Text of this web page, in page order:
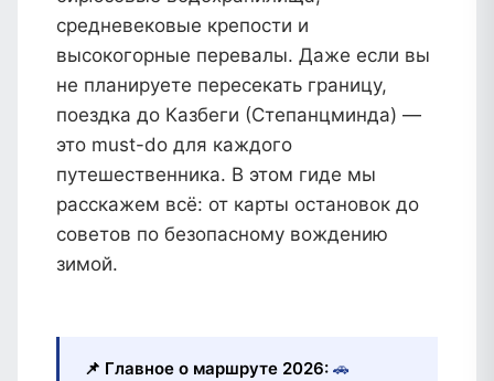
средневековые крепости и
высокогорные перевалы. Даже если вы
не планируете пересекать границу,
поездка до Казбеги (Степанцминда) —
это must-do для каждого
путешественника. В этом гиде мы
расскажем всё: от карты остановок до
советов по безопасному вождению
зимой.
📌 Главное о маршруте 2026: 🚗